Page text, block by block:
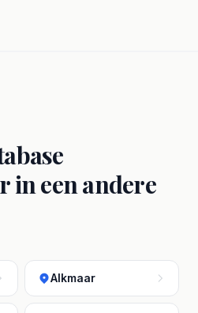
in een andere
Alkmaar